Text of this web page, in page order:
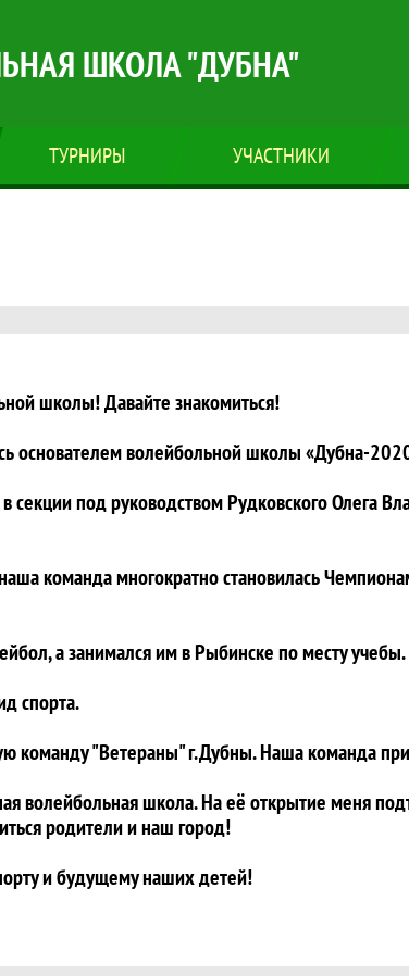
ШКОЛА "ДУБНА"
ТУРНИРЫ УЧАСТНИКИ
школы! Давайте знакомиться!
основателем волейбольной школы «Дубна-
секции под руководством Рудковского Олега
команда многократно становилась
а занимался им в Рыбинске по месту учебы.
спорта.
команду "Ветераны" г.Дубны. Наша команда
волейбольная школа. На её открытие меня
родители и наш город!
и будущему наших детей!